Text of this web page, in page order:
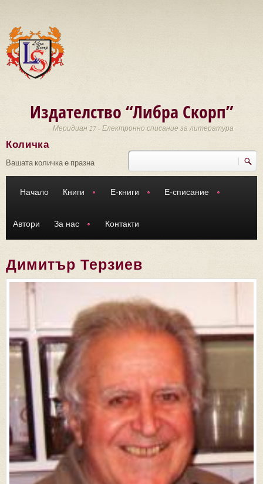
Издателство “Либра Скорп”
Меридиан 27 - Електронно списание за литература
Търси
Количка
Вашата количка е празна
Начало Книги Е-книги Е-списание
Автори За нас Контакти
Димитър Терзиев